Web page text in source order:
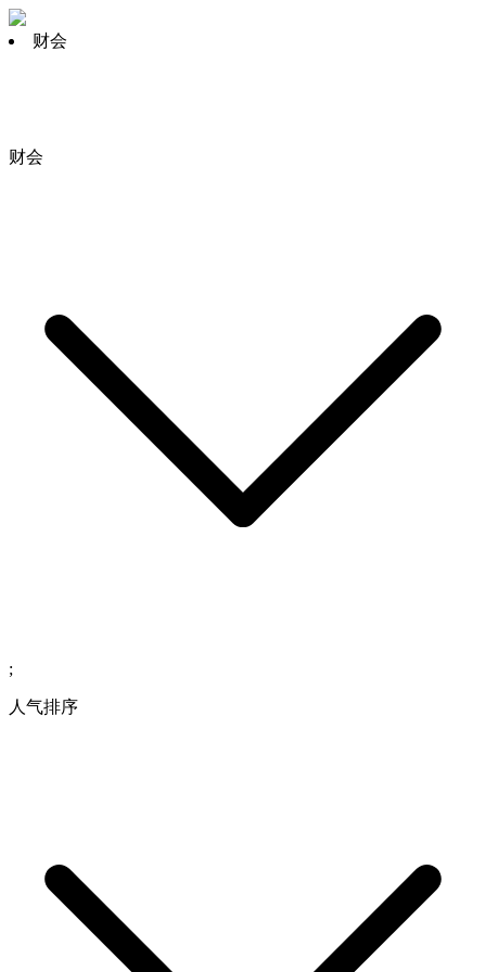
财会
财会
;
人气排序